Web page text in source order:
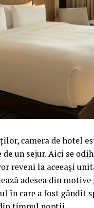
camera de hotel
un sejur. Aici se
reveni la aceeași
adesea din
în care a fost gândit